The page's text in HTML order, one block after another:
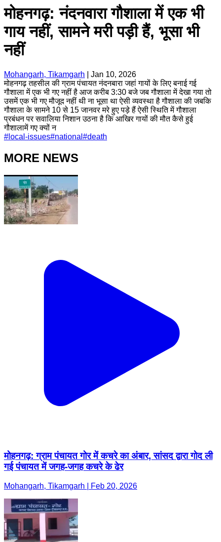
मोहनगढ़: नंदनवारा गौशाला में एक भी
गाय नहीं, सामने मरी पड़ी हैं, भूसा भी
नहीं
Mohangarh, Tikamgarh
Jan 10, 2026
मोहनगढ़ तहसील की ग्राम पंचायत नंदनबारा जहां गायों के लिए बनाई गई
गौशाला में एक भी गए नहीं है आज करीब 3:30 बजे जब गौशाला में देखा गया तो
उसमें एक भी गए मौजूद नहीं थी ना भूसा था ऐसी व्यवस्था है गौशाला की जबकि
गौशाला के सामने 10 से 15 जानवर मरे हुए पड़े हैं ऐसी स्थिति में गौशाला
प्रबंधन पर सवालिया निशान उठना है कि आखिर गायों की मौत कैसे हुई
गौशालामें गए क्यों न
# local-issues#national #death
MORE NEWS
मोहनगढ़: ग्राम पंचायत गोर में कचरे का अंबार, सांसद द्वारा गोद ली
गई पंचायत में जगह-जगह कचरे के ढेर
Mohangarh, Tikamgarh | Feb 20, 2026